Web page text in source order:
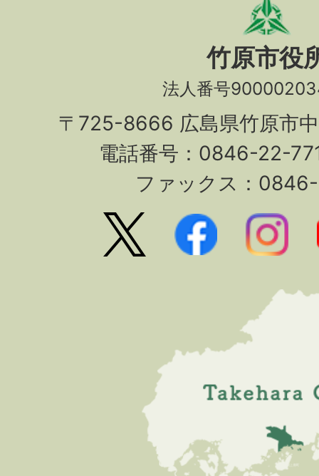
竹原市役
法人番号
〒725-8666 広島県竹原市
電話番号：0846-22-
ファックス：